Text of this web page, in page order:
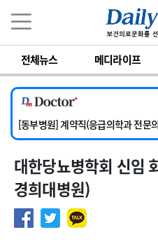
전체뉴스 메디라이프
[서울아산병원] 2026년 하반기 인턴
[영남대학교의료원] 마취통증의학과
[충남대학교병원] 소아청소년과(소
[동부병원] 계약직(응급의학과 전문
[이대목동병원] 하반기 전공의(레지
[서울아산병원] 2026년 하반기 인턴
[영남대학교의료원] 마취통증의학과
대한당뇨병학회 신임
경희대병원)